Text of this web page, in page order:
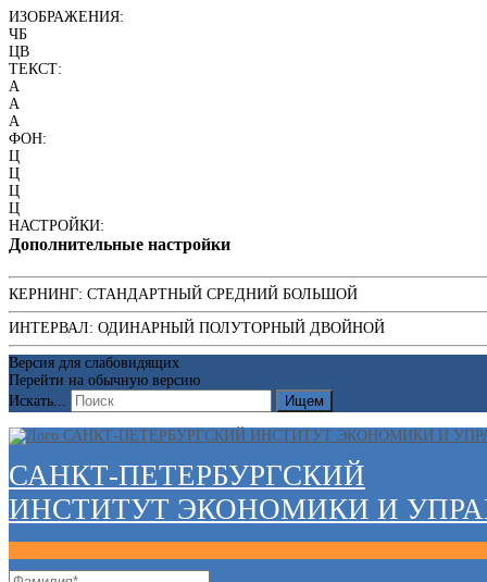
ИЗОБРАЖЕНИЯ:
ЧБ
ЦВ
ТЕКСТ:
A
A
A
ФОН:
Ц
Ц
Ц
Ц
НАСТРОЙКИ:
Дополнительные настройки
КЕРНИНГ: СТАНДАРТНЫЙ СРЕДНИЙ БОЛЬШОЙ
ИНТЕРВАЛ: ОДИНАРНЫЙ ПОЛУТОРНЫЙ ДВОЙНОЙ
Версия для слабовидящих
Перейти на обычную версию
Искать...
Ищем
САНКТ-ПЕТЕРБУРГСКИЙ
ИНСТИТУТ ЭКОНОМИКИ И